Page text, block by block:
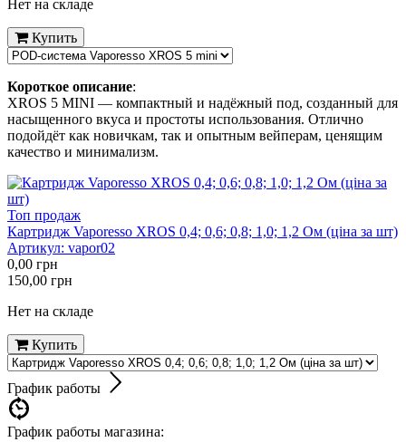
Нет на складе
Купить
Короткое описание:
XROS 5 MINI — компактный и надёжный под, созданный для
насыщенного вкуса и простоты использования. Отлично
подойдёт как новичкам, так и опытным вейперам, ценящим
качество и минимализм.
Топ продаж
Картридж Vaporesso XROS 0,4; 0,6; 0,8; 1,0; 1,2 Ом (ціна за шт)
Артикул: vapor02
0,00 грн
150,00 грн
Нет на складе
Купить
График работы
График работы магазина: